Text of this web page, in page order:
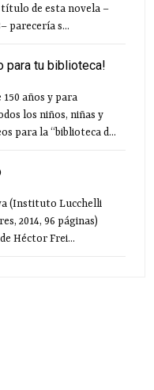
título de esta novela –
parecería s...
para tu biblioteca!
150 años y para
los niños, niñas y
para la “biblioteca d...
(Instituto Lucchelli
2014, 96 páginas)
Héctor Frei...